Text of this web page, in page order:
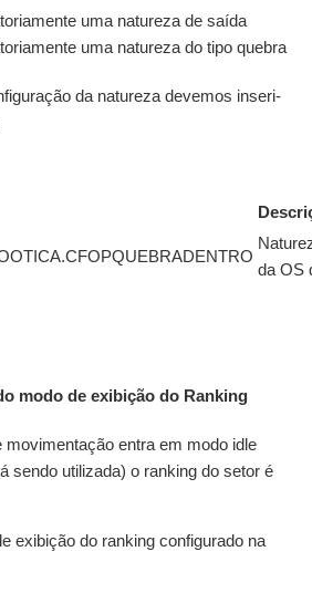
uma natureza de saída
uma natureza do tipo quebra
da natureza devemos inseri-
da OS
modo de exibição do Ranking
movimentação entra em modo idle
sendo utilizada) o ranking do setor é
exibição do ranking configurado na